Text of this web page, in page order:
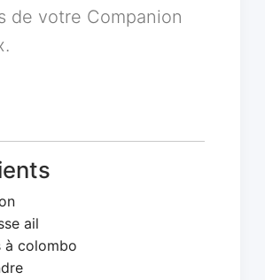
de votre Companion
ail
à colombo